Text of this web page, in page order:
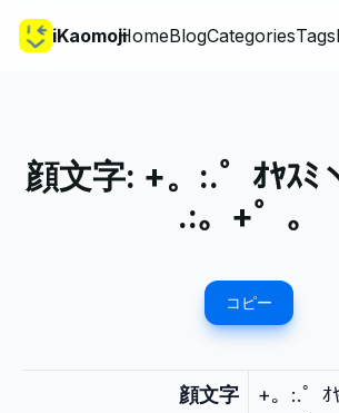
iKaomojiHomeBlogCategoriesTags
顔文字: +。:.゜ｵﾔｽﾐ
.:。+゜。
コピー
顔文字
+。:.゜ｵ